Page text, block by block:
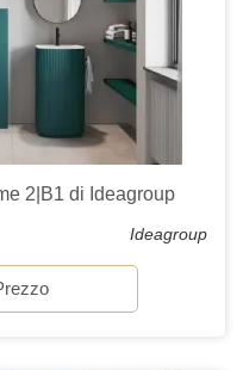
2|B1 di Ideagroup
Ideagroup